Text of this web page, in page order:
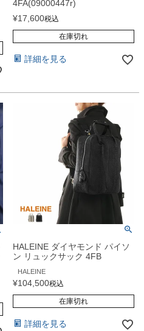
4FA(09000447r)
¥17,600税込
在庫切れ
詳細を見る
HALEINE ダイヤモンド パイソ
ン リュックサック 4FB
HALEINE
¥104,500税込
在庫切れ
詳細を見る